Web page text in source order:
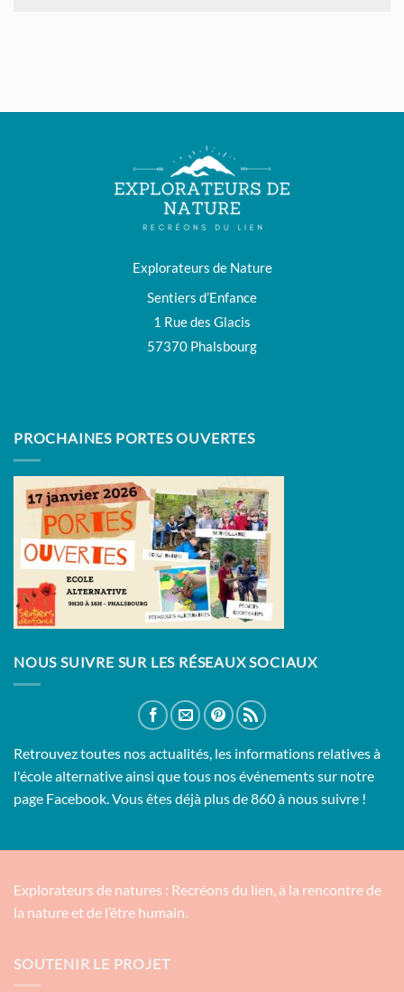
Explorateurs de Nature
Sentiers d’Enfance
1 Rue des Glacis
57370 Phalsbourg
PROCHAINES PORTES OUVERTES
NOUS SUIVRE SUR LES RÉSEAUX SOCIAUX
Retrouvez toutes nos actualités, les informations relatives à
l'école alternative ainsi que tous nos événements sur notre
page Facebook. Vous êtes déjà plus de 860 à nous suivre !
Explorateurs de natures : Recréons du lien, à la rencontre de
la nature et de l’être humain.
SOUTENIR LE PROJET